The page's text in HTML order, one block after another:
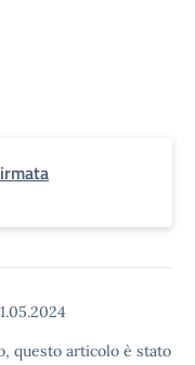
questo articolo è stato